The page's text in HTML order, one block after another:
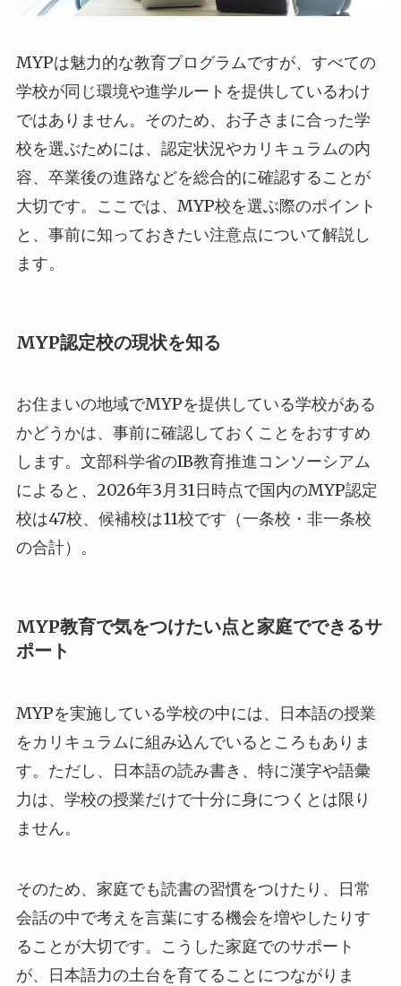
MYPは魅力的な教育プログラムですが、すべての
学校が同じ環境や進学ルートを提供しているわけ
ではありません。そのため、お子さまに合った学
校を選ぶためには、認定状況やカリキュラムの内
容、卒業後の進路などを総合的に確認することが
大切です。ここでは、MYP校を選ぶ際のポイント
と、事前に知っておきたい注意点について解説し
ます。
MYP認定校の現状を知る
お住まいの地域でMYPを提供している学校がある
かどうかは、事前に確認しておくことをおすすめ
します。文部科学省のIB教育推進コンソーシアム
によると、2026年3月31日時点で国内のMYP認定
校は47校、候補校は11校です（一条校・非一条校
の合計）。
MYP教育で気をつけたい点と家庭でできるサ
ポート
MYPを実施している学校の中には、日本語の授業
をカリキュラムに組み込んでいるところもありま
す。ただし、日本語の読み書き、特に漢字や語彙
力は、学校の授業だけで十分に身につくとは限り
ません。
そのため、家庭でも読書の習慣をつけたり、日常
会話の中で考えを言葉にする機会を増やしたりす
ることが大切です。こうした家庭でのサポート
が、日本語力の土台を育てることにつながりま